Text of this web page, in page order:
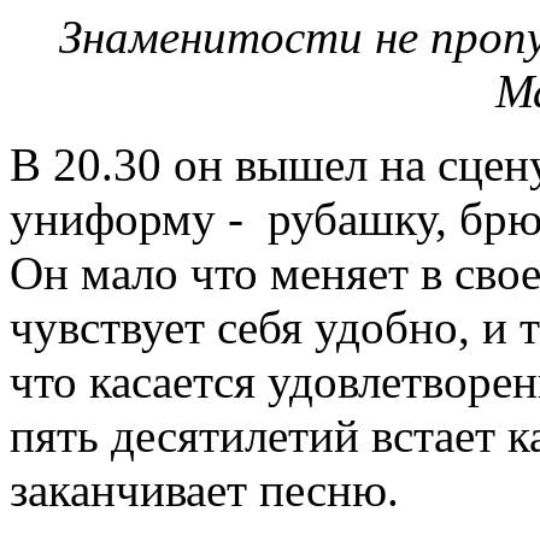
Знаменитости не
В 20.30 он вышел на
униформу - рубашку,
Он мало что меняет в
чувствует себя удобно, и
что касается
пять десятилетий встает
заканчивает песню.